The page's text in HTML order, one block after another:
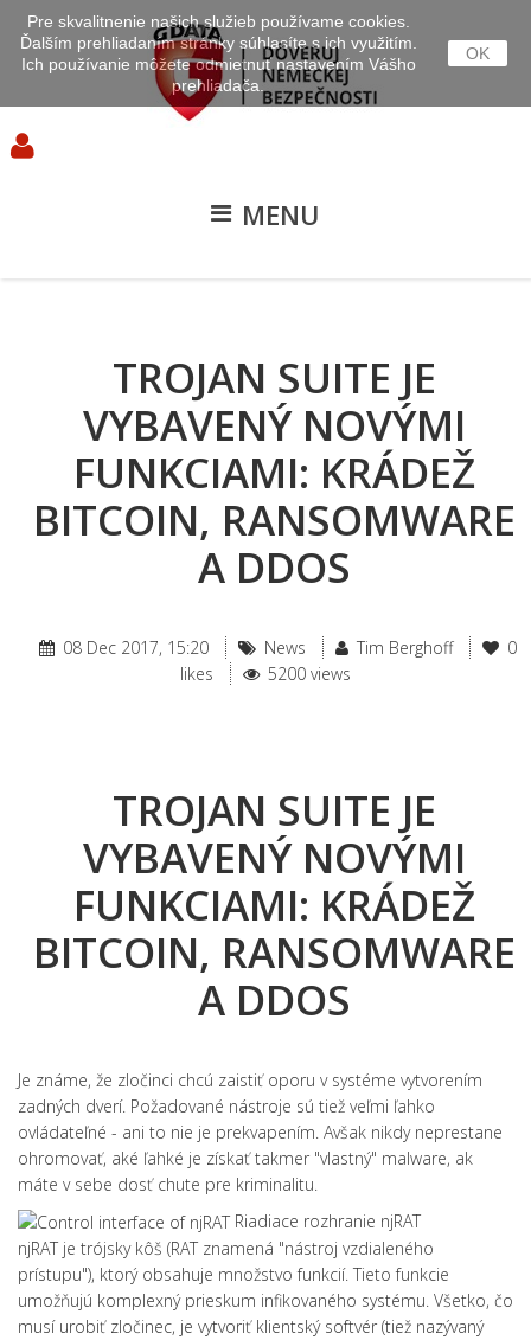
MENU
TROJAN SUITE JE
VYBAVENÝ NOVÝMI
FUNKCIAMI: KRÁDEŽ
BITCOIN, RANSOMWARE
A DDOS
08 Dec 2017, 15:20 News Tim Berghoff
0
likes
5200 views
TROJAN SUITE JE
VYBAVENÝ NOVÝMI
FUNKCIAMI: KRÁDEŽ
BITCOIN, RANSOMWARE
A DDOS
Je známe, že zločinci chcú zaistiť oporu v systéme vytvorením
zadných dverí. Požadované nástroje sú tiež veľmi ľahko
ovládateľné - ani to nie je prekvapením. Avšak nikdy neprestane
ohromovať, aké ľahké je získať takmer "vlastný" malware, ak
máte v sebe dosť chute pre kriminalitu.
Riadiace rozhranie njRAT
njRAT je trójsky kôš (RAT znamená "nástroj vzdialeného
prístupu"), ktorý obsahuje množstvo funkcií. Tieto funkcie
umožňujú komplexný prieskum infikovaného systému. Všetko, čo
musí urobiť zločinec, je vytvoriť klientský softvér (tiež nazývaný
Pre skvalitnenie našich služieb používame cookies.
Ďalším prehliadaním stránky súhlasíte s ich využitím.
Ich používanie môžete odmietnuť nastavením Vášho
prehliadača.
OK